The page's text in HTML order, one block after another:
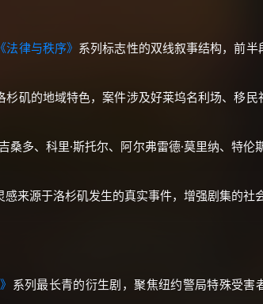
《法律与秩序》 系列标志性的双线叙事结构，前
杉矶的地域特色，案件涉及好莱坞名利场、移
桑多、科里·斯托尔、阿尔弗雷德·莫里纳、特伦
感来源于洛杉矶发生的真实事件，增强剧集的社
系列最长青的衍生剧，聚焦纽约警局特殊受害
☕ 海外大